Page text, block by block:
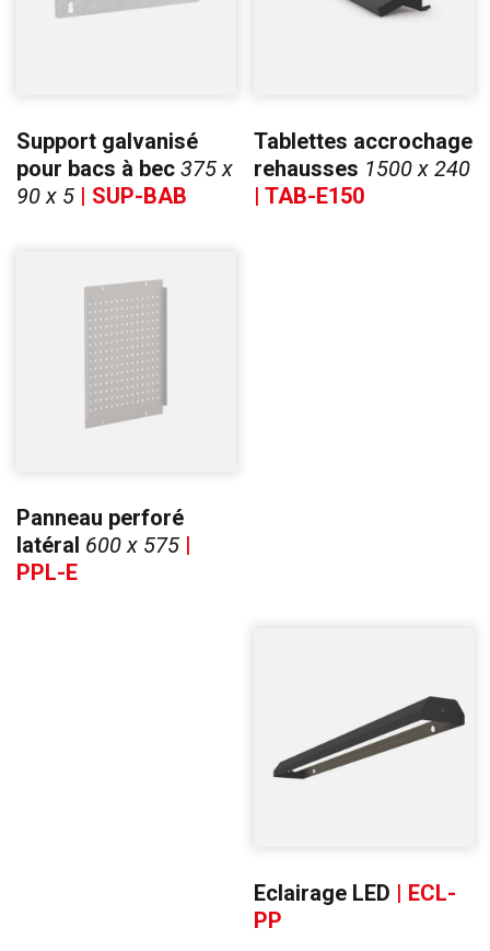
Support galvanisé
pour bacs à bec 375 x
90 x 5 | SUP-BAB
Tablettes accrochage
rehausses 1500 x 240
| TAB-E150
Panneau perforé
latéral 600 x 575 |
PPL-E
Eclairage LED | ECL-
PP